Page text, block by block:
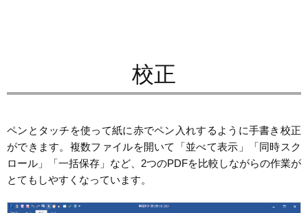
校正
ペンとタッチを使って紙に赤でペン入れするように手書き校正
ができます。複数ファイルを開いて「並べて表示」「同時スク
ロール」「一括保存」など、2つのPDFを比較しながらの作業が
とてもしやすくなっています。